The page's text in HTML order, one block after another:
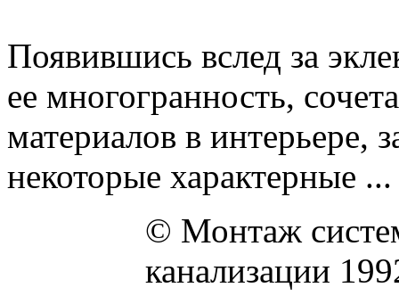
Появившись вслед за
ее многогранность,
материалов в интерьере,
некоторые характерные ...
© Монтаж
канализации